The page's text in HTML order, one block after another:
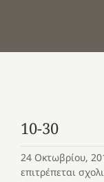
10-30
24 Οκτωβρίου,
επιτρέπεται